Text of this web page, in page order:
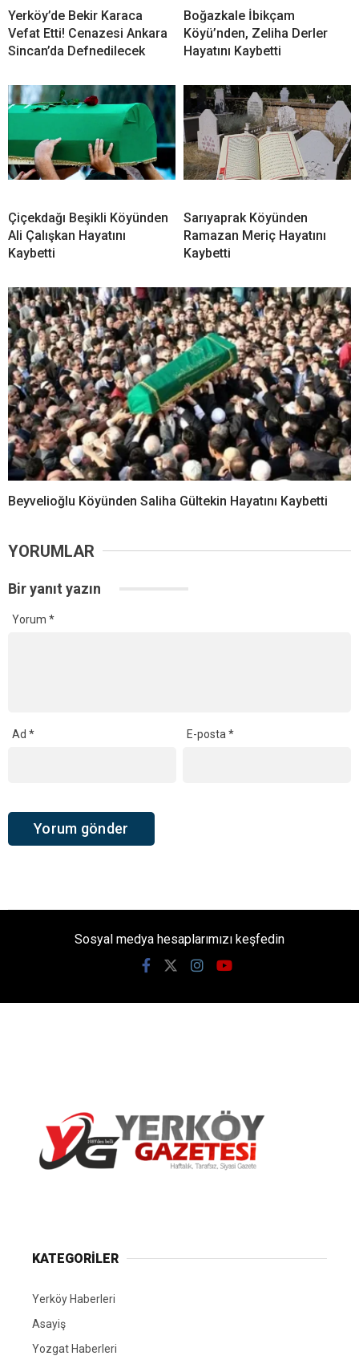
Yerköy’de Bekir Karaca
Vefat Etti! Cenazesi Ankara
Sincan’da Defnedilecek
Boğazkale İbikçam
Köyü’nden, Zeliha Derler
Hayatını Kaybetti
Çiçekdağı Beşikli Köyünden
Ali Çalışkan Hayatını
Kaybetti
Sarıyaprak Köyünden
Ramazan Meriç Hayatını
Kaybetti
Beyvelioğlu Köyünden Saliha Gültekin Hayatını Kaybetti
YORUMLAR
Bir yanıt yazın
Yorum *
Ad * E-posta*
Sosyal medya hesaplarımızı keşfedin
KATEGORİLER
Yerköy Haberleri
Asayiş
Yozgat Haberleri